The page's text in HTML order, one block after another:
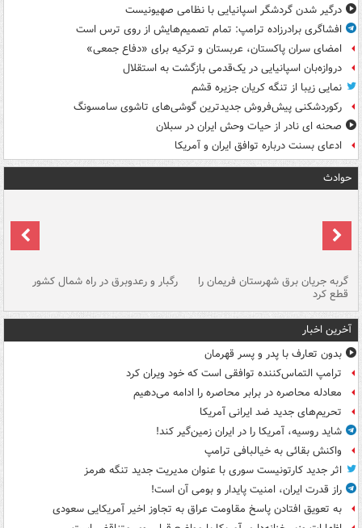
درگیر شدن گردشگر اسپانیایی با نظامی صهیونیست
افشاگری برادرزاده ترامپ: تمام تصمیم‌هایش از روی ترس است
امضای سران پاکستان، عربستان و ترکیه برای «دفاع جمعی»
دروازه‌بان اسپانیایی در یک‌قدمی بازگشت به استقلال
نمایی زیبا از تنگه کریان جزیره قشم
رکوردشکنی پیش‌فروش جدیدترین گوشی‌های تاشوی سامسونگ
صحنه ای نادر از حیات وحش ایران در سبلان
ادعای بسنت درباره توافق ایران و آمریکا
حوادث
گربه جریان برق شهرستان فریمان را
قطع کرد
رگبار و رعدوبرق در راه شمال کشور
آخرین اخبار
بدون تعارف با پدر و پسر قهرمان
ترامپ التماس‌کننده توافقی است که خود ویران کرد
معادله محاصره در برابر محاصره را ادامه می‌دهیم
تحریم‌های جدید ضد ایرانی آمریکا
شاید روسیه، آمریکا را در ایران زمین‌گیر کند!
واکنش بقائی به خیالبافی ترامپ
اثر جدید کارتونیست سوری با عنوان مدیریت جدید تنگه هرمز
راز قدرت ایران، امنیت پایدار و بومی آن است!
به تعویق افتادن پاسخ مقاومت عراق به تجاوز اخیر آمریکایی سعودی